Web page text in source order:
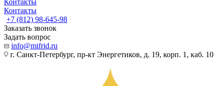
Контакты
Контакты
+7 (812) 98-645-98
Заказать звонок
Задать вопрос
info@mifrid.ru
г. Санкт-Петербург, пр-кт Энергетиков, д. 19, корп. 1, каб. 10